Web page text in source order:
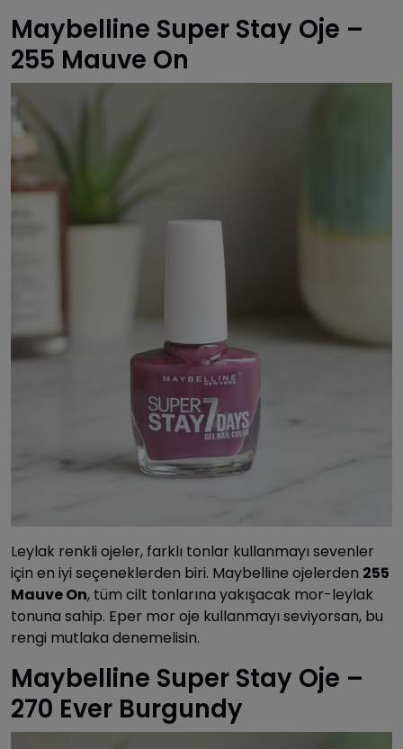
Maybelline Super Stay Oje –
255 Mauve On
Leylak renkli ojeler, farklı tonlar kullanmayı sevenler
için en iyi seçeneklerden biri. Maybelline ojelerden 255
Mauve On, tüm cilt tonlarına yakışacak mor-leylak
tonuna sahip. Eper mor oje kullanmayı seviyorsan, bu
rengi mutlaka denemelisin.
Maybelline Super Stay Oje –
270 Ever Burgundy